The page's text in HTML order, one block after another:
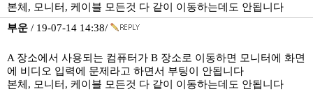
본체, 모니터, 케이블 모든것 다 같이 이동하는데도 안됩니다
부운 / 19-07-14 14:38/
A 장소에서 사용되는 컴퓨터가 B 장소로 이동하면 모니터에 화면
에 비디오 입력에 문제라고 하면서 부팅이 안됩니다
본체, 모니터, 케이블 모든것 다 같이 이동하는데도 안됩니다